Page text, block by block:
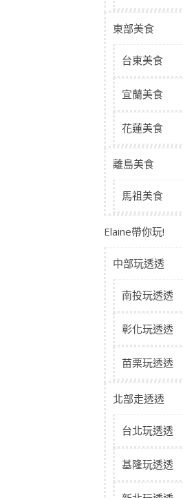
東部美食
台東美食
宜蘭美食
花蓮美食
離島美食
馬祖美食
Elaine帶你玩!
中部玩透透
南投玩透透
彰化玩透透
苗栗玩透透
北部走透透
台北玩透透
基隆玩透透